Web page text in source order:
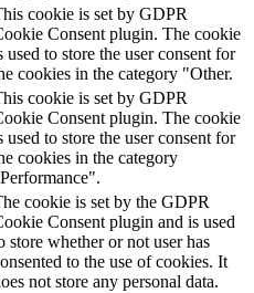
cookie is set by GDPR
Consent plugin. The cookie
used to store the user consent for
cookies in the category "Other.
cookie is set by GDPR
Consent plugin. The cookie
used to store the user consent for
cookies in the category
cookie is set by the GDPR
Consent plugin and is used
store whether or not user has
to the use of cookies. It
not store any personal data.